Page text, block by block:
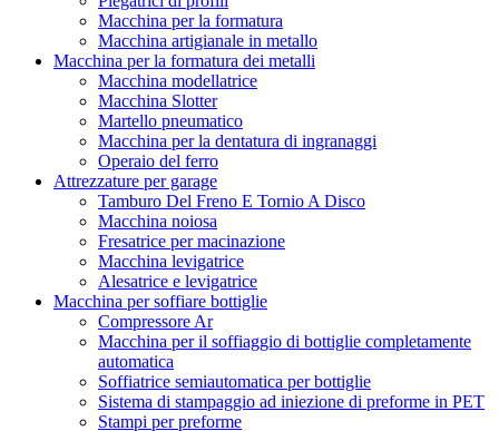
Macchina per la formatura
Macchina artigianale in metallo
Macchina per la formatura dei metalli
Macchina modellatrice
Macchina Slotter
Martello pneumatico
Macchina per la dentatura di ingranaggi
Operaio del ferro
Attrezzature per garage
Tamburo Del Freno E Tornio A Disco
Macchina noiosa
Fresatrice per macinazione
Macchina levigatrice
Alesatrice e levigatrice
Macchina per soffiare bottiglie
Compressore Ar
Macchina per il soffiaggio di bottiglie completamente
automatica
Soffiatrice semiautomatica per bottiglie
Sistema di stampaggio ad iniezione di preforme in PET
Stampi per preforme